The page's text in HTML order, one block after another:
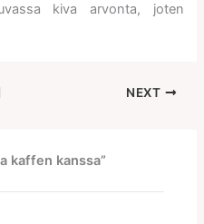
kiva arvonta, joten
NEXT
kaffen kanssa”